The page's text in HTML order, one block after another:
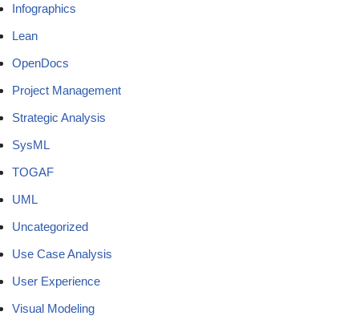
Infographics
Lean
OpenDocs
Project Management
Strategic Analysis
SysML
TOGAF
UML
Uncategorized
Use Case Analysis
User Experience
Visual Modeling